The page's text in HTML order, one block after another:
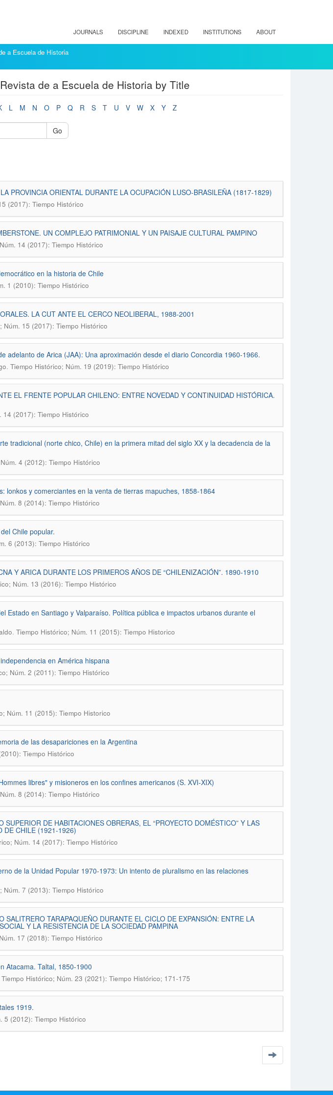
JOURNALS DISCIPLINE INDEXED INSTITUTIONS ABOUT
a Escuela de Historia
de a Escuela de Historia by Title
L M N O P Q R S T U V W X Y Z
Go
PROVINCIA ORIENTAL DURANTE LA OCUPACIÓN LUSO-BRASILEÑA (1817-1829)
(2017): Tiempo Histórico
UN COMPLEJO PATRIMONIAL Y UN PAISAJE CULTURAL PAMPINO
14 (2017): Tiempo Histórico
en la historia de Chile
1 (2010): Tiempo Histórico
LA CUT ANTE EL CERCO NEOLIBERAL, 1988-2001
Núm. 15 (2017): Tiempo Histórico
adelanto de Arica (JAA): Una aproximación desde el diario Concordia 1960-1966.
. Tiempo Histórico; Núm. 19 (2019): Tiempo Histórico
EL FRENTE POPULAR CHILENO: ENTRE NOVEDAD Y CONTINUIDAD HISTÓRICA.
14 (2017): Tiempo Histórico
tradicional (norte chico, Chile) en la primera mitad del siglo XX y la decadencia de la
4 (2012): Tiempo Histórico
lonkos y comerciantes en la venta de tierras mapuches, 1858-1864
8 (2014): Tiempo Histórico
Chile popular.
6 (2013): Tiempo Histórico
Y ARICA DURANTE LOS PRIMEROS AÑOS DE “CHILENIZACIÓN”. 1890-1910
Núm. 13 (2016): Tiempo Histórico
Estado en Santiago y Valparaíso. Política pública e impactos urbanos durante el
. Tiempo Histórico; Núm. 11 (2015): Tiempo Historico
en América hispana
Núm. 2 (2011): Tiempo Histórico
Núm. 11 (2015): Tiempo Historico
de las desapariciones en la Argentina
Tiempo Histórico
libres" y misioneros en los confines americanos (S. XVI-XIX)
8 (2014): Tiempo Histórico
DE HABITACIONES OBRERAS, EL “PROYECTO DOMÉSTICO” Y LAS
DE CHILE (1921-1926)
Núm. 14 (2017): Tiempo Histórico
de la Unidad Popular 1970-1973: Un intento de pluralismo en las relaciones
Núm. 7 (2013): Tiempo Histórico
SALITRERO TARAPAQUEÑO DURANTE EL CICLO DE EXPANSIÓN: ENTRE LA
Y LA RESISTENCIA DE LA SOCIEDAD PAMPINA
17 (2018): Tiempo Histórico
Atacama. Taltal, 1850-1900
Tiempo Histórico; Núm. 23 (2021): Tiempo Histórico; 171-175
1919.
5 (2012): Tiempo Histórico